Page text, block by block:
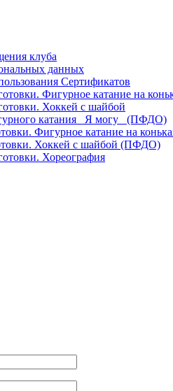
клуба
данных
Сертификатов
Фигурное катание на
Хоккей с шайбой
катания _Я могу_ (ПФДО)
Фигурное катание на
Хоккей с шайбой (ПФДО)
Хореография